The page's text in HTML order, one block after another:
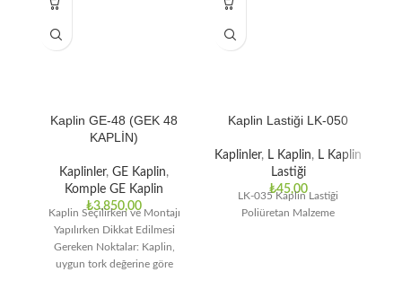
Kaplin GE-48 (GEK 48
KAPLİN)
Kaplinler, GE Kaplin,
Komple GE Kaplin
₺3.850,00
Kaplin Seçilirken ve Montajı
Yapılırken Dikkat Edilmesi
Gereken Noktalar: Kaplin,
uygun tork değerine göre
Kaplin Lastiği LK-050
Kaplinler, L Kaplin, L Kaplin
Lastiği
₺45,00
LK-035 Kaplin Lastiği
Poliüretan Malzeme